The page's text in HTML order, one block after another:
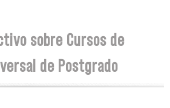
aquísobre Cursos de
de Postgrado